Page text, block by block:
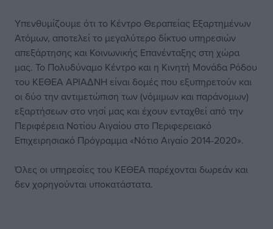
Υπενθυμίζουμε ότι το Κέντρο Θεραπείας Εξαρτημένων
Ατόμων, αποτελεί το μεγαλύτερο δίκτυο υπηρεσιών
απεξάρτησης και Κοινωνικής Επανένταξης στη χώρα
μας. Το Πολυδύναμο Κέντρο και η Κινητή Μονάδα Ρόδου
του ΚΕΘΕΑ ΑΡΙΑΔΝΗ είναι δομές που εξυπηρετούν και
οι δύο την αντιμετώπιση των (νόμιμων και παράνομων)
εξαρτήσεων στο νησί μας και έχουν ενταχθεί από την
Περιφέρεια Νοτίου Αιγαίου στο Περιφερειακό
Επιχειρησιακό Πρόγραμμα «Νότιο Αιγαίο 2014-2020».
Όλες οι υπηρεσίες του ΚΕΘΕΑ παρέχονται δωρεάν και
δεν χορηγούνται υποκατάστατα.